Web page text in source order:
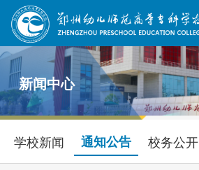
新闻中心
学校新闻 通知公告 校务公开